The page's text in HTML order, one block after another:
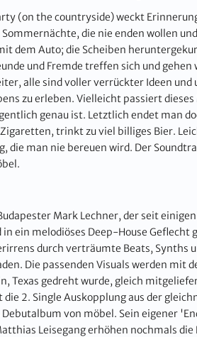
(on the countryside) weckt
die nie enden wollen
dem Auto; die Scheiben
und Fremde treffen sich und gehen
alle sind voller verrückter Ideen
zu erleben. Vielleicht passiert
genau ist. Letztlich endet man
trinkt zu viel billiges Bier.
die man nie bereuen wird. Der
Mark Lechner, der seit
ein melodiöses Deep-House Geflecht
durch verträumte Beats, Synths
Die passenden Visuals werden mit
Texas gedreht wurde, gleich
2. Single Auskopplung aus der
von möbel. Sein eigener
Leisegang erhöhen nochmals die